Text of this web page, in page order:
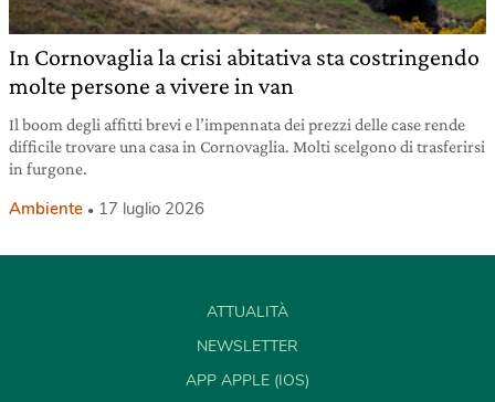
In Cornovaglia la crisi abitativa sta costringendo
molte persone a vivere in van
Il boom degli affitti brevi e l’impennata dei prezzi delle case rende
difficile trovare una casa in Cornovaglia. Molti scelgono di trasferirsi
in furgone.
Ambiente 17 luglio 2026
ATTUALITÀ
NEWSLETTER
APP APPLE (IOS)